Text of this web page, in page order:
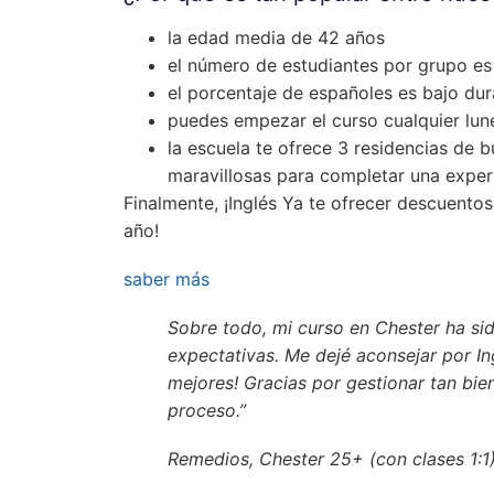
la edad media de 42 años
el número de estudiantes por grupo
el porcentaje de españoles es bajo
puedes empezar el curso cualquier
la escuela te ofrece 3 residencias de
maravillosas para completar una
Finalmente, ¡Inglés Ya te ofrecer
año!
saber más
Sobre todo, mi curso en Chester ha
expectativas. Me dejé aconsejar por
mejores! Gracias por gestionar tan
proceso.”
Remedios, Chester 25+ (con clases